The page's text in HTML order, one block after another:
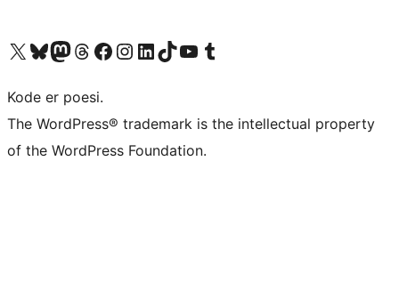
Besøk vår konto på X Visit our Bluesky account
Besøk vår Mastodon-konto
Visit our Threads account
Besøk vår Facebook-sideBesøk vår Instagram-konto
Besøk vår LinkedIn-konto
Visit our TikTok account
Visit our YouTube channel
Visit our Tumblr account
Kode er poesi.
The WordPress® trademark is the intellectual property
of the WordPress Foundation.